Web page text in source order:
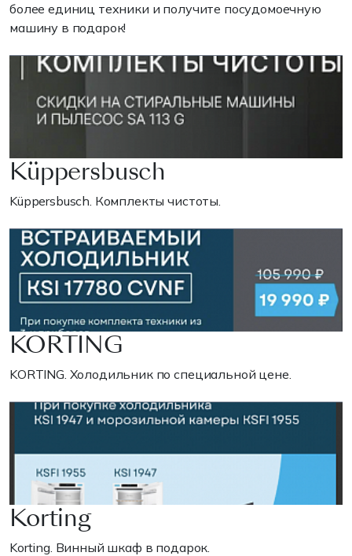
более единиц техники и получите посудомоечную
машину в подарок!
Küppersbusch
Küppersbusch. Комплекты чистоты.
KORTING
KORTING. Холодильник по специальной цене.
Korting
Korting. Винный шкаф в подарок.